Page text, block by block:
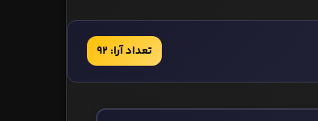
تعداد آرا: 92